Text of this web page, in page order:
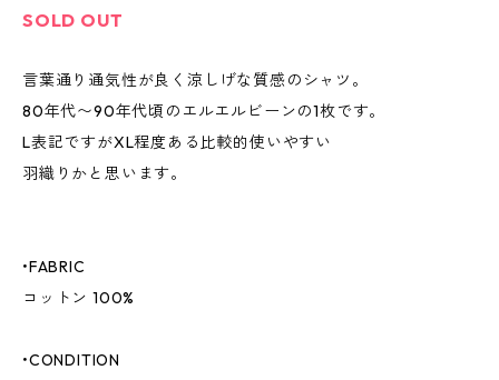
SOLD OUT
言葉通り通気性が良く涼しげな質感のシャツ。
80年代〜90年代頃のエルエルビーンの1枚です。
L表記ですがXL程度ある比較的使いやすい
羽織りかと思います。
•FABRIC
コットン 100%
•CONDITION